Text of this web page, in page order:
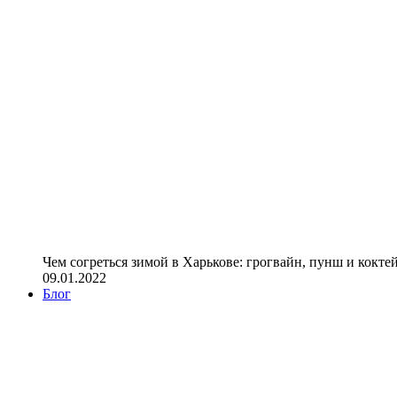
Чем согреться зимой в Харькове: грогвайн, пунш и
09.01.2022
Блог